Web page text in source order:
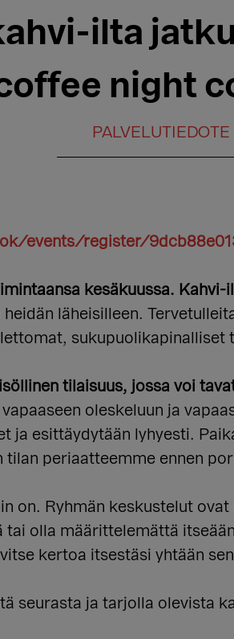
ilta
night
PALVELUTIEDOTE
events/register/
kesäkuussa. Kahvi-
läheisilleen.
sukupuolikapinalliset
tilaisuus, jossa voi
oleskeluun ja
ja esittäydytään lyhyesti.
tilan periaatteemme ennen
on. Ryhmän keskustelut
olla määrittelemättä
kertoa itsestäsi yhtään
seurasta ja tarjolla olevista